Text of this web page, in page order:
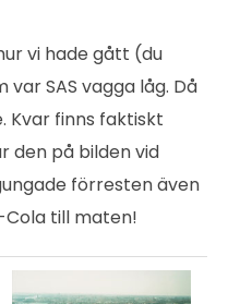
vi hade gått (du
SAS vagga låg. Då
Kvar finns faktiskt
den på bilden vid
förresten även
till maten!